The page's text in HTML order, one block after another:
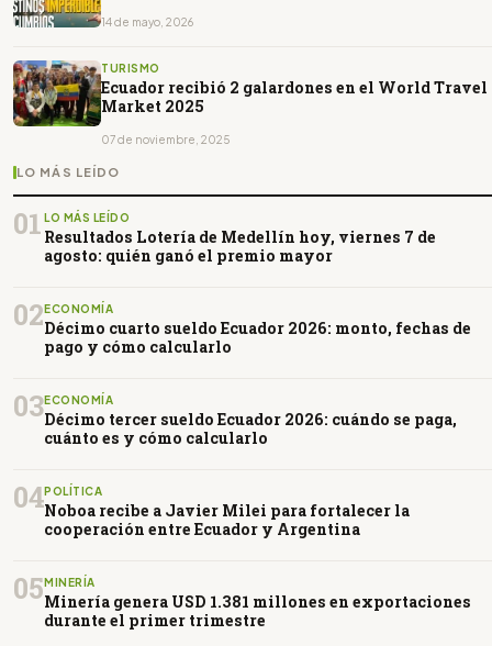
14 de mayo, 2026
TURISMO
Ecuador recibió 2 galardones en el World Travel
Market 2025
07 de noviembre, 2025
LO MÁS LEÍDO
01 LO MÁS LEÍDO
Resultados Lotería de Medellín hoy, viernes 7 de
agosto: quién ganó el premio mayor
02ECONOMÍA
Décimo cuarto sueldo Ecuador 2026: monto, fechas de
pago y cómo calcularlo
03ECONOMÍA
Décimo tercer sueldo Ecuador 2026: cuándo se paga,
cuánto es y cómo calcularlo
04POLÍTICA
Noboa recibe a Javier Milei para fortalecer la
cooperación entre Ecuador y Argentina
05MINERÍA
Minería genera USD 1.381 millones en exportaciones
durante el primer trimestre